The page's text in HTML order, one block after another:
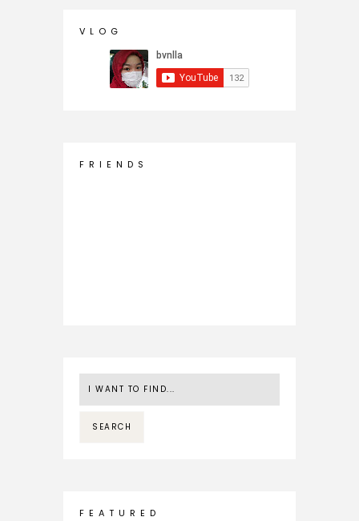
V L O G
F R I E N D S
F E A T U R E D